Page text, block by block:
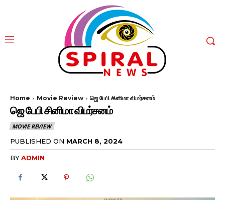
Home Movie Review ஜெ பேபி சினிமா விமர்சனம்
ஜெ பேபி சினிமா விமர்சனம்
MOVIE REVIEW
PUBLISHED ON MARCH 8, 2024
BYADMIN